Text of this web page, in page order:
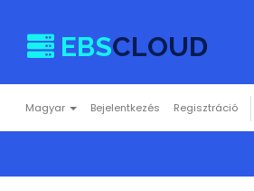
EBSCLOUD
Magyar Bejelentkezés Regisztráció